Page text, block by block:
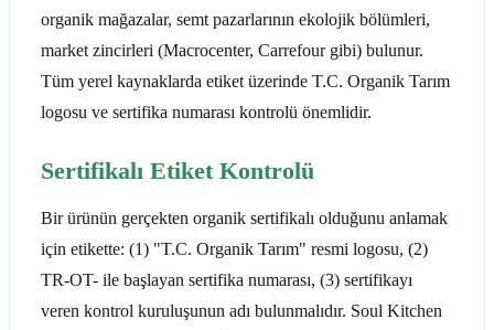
organik mağazalar, semt pazarlarının ekolojik bölümleri,
market zincirleri (Macrocenter, Carrefour gibi) bulunur.
Tüm yerel kaynaklarda etiket üzerinde T.C. Organik Tarım
logosu ve sertifika numarası kontrolü önemlidir.
Sertifikalı Etiket Kontrolü
Bir ürünün gerçekten organik sertifikalı olduğunu anlamak
için etikette: (1) "T.C. Organik Tarım" resmi logosu, (2)
TR-OT- ile başlayan sertifika numarası, (3) sertifikayı
veren kontrol kuruluşunun adı bulunmalıdır. Soul Kitchen